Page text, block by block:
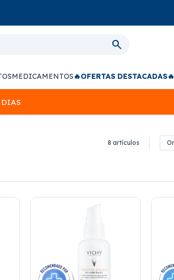
MEDICAMENTOS🔥OFERTAS DESTACADAS🔥
DIAS
8 artículos